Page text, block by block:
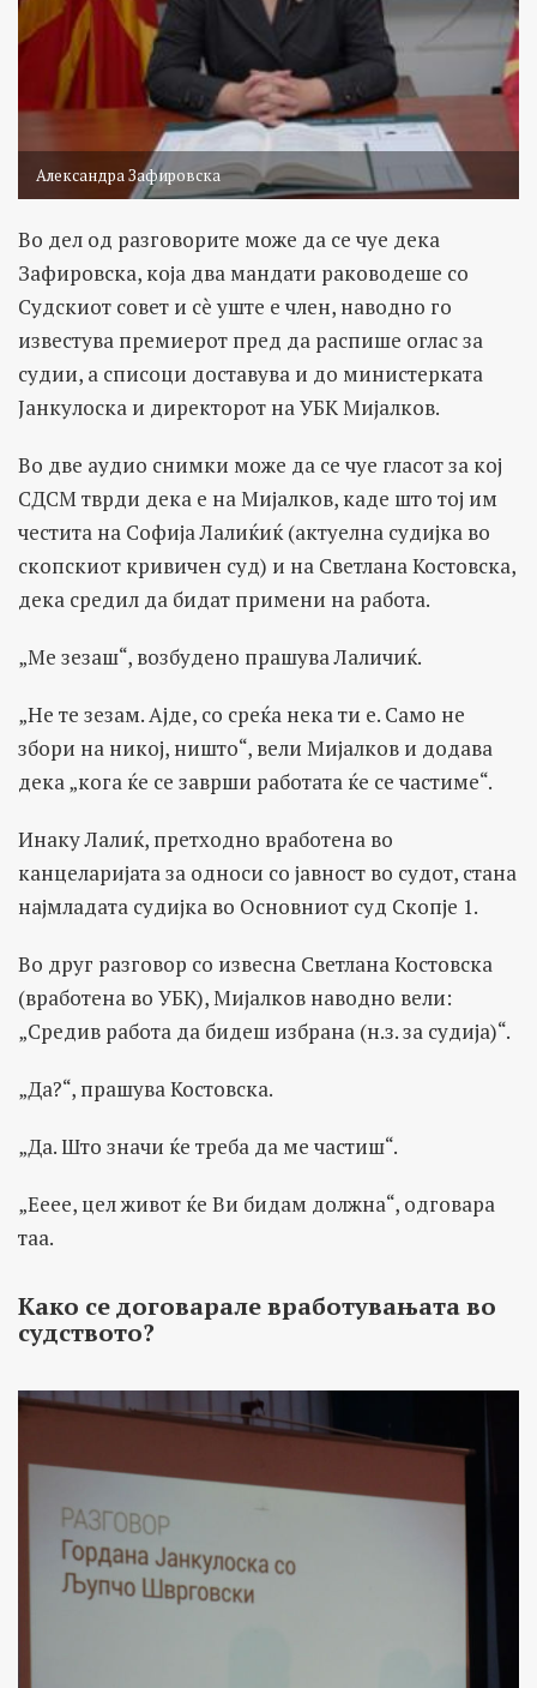
Александра Зафировска
Во дел од разговорите може да се чуе дека
Зафировска, која два мандати раководеше со
Судскиот совет и сè уште е член, наводно го
известува премиерот пред да распише оглас за
судии, а списоци доставува и до министерката
Јанкулоска и директорот на УБК Мијалков.
Во две аудио снимки може да се чуе гласот за кој
СДСМ тврди дека е на Мијалков, каде што тој им
честита на Софија Лалиќиќ (актуелна судијка во
скопскиот кривичен суд) и на Светлана Костовска,
дека средил да бидат примени на работа.
„Ме зезаш“, возбудено прашува Лаличиќ.
„Не те зезам. Ајде, со среќа нека ти е. Само не
збори на никој, ништо“, вели Мијалков и додава
дека „кога ќе се заврши работата ќе се частиме“.
Инаку Лалиќ, претходно вработена во
канцеларијата за односи со јавност во судот, стана
најмладата судијка во Основниот суд Скопје 1.
Во друг разговор со извесна Светлана Костовска
(вработена во УБК), Мијалков наводно вели:
„Средив работа да бидеш избрана (н.з. за судија)“.
„Да?“, прашува Костовска.
„Да. Што значи ќе треба да ме частиш“.
„Ееее, цел живот ќе Ви бидам должна“, одговара
таа.
Како се договарале вработувањата во
судството?